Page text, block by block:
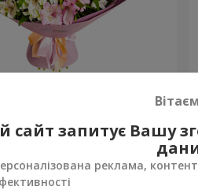
"Чудовий настрій"
Замовити
сайт запитує Вашу
реклама,